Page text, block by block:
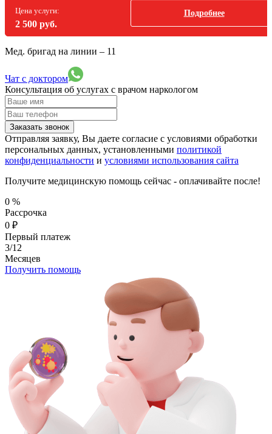
Цена услуги:
2 500 руб.
Подробнее
Мед. бригад на линии – 11
Чат с доктором
Консультация об услугах с врачом наркологом
Заказать звонок
Отправляя заявку, Вы даете согласие с условиями обработки
персональных данных, установленными политикой
конфиденциальности и условиями использования сайта
Получите медицинскую помощь сейчас - оплачивайте после!
0 %
Рассрочка
0 ₽
Первый платеж
3/12
Месяцев
Получить помощь